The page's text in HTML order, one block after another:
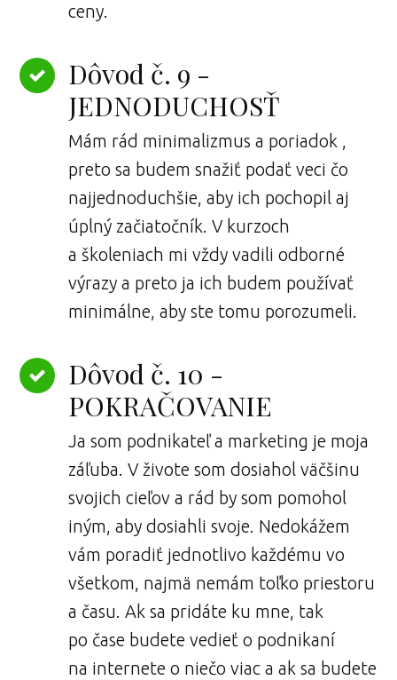
ceny.
Dôvod č. 9 -
JEDNODUCHOSŤ
Mám rád minimalizmus a poriadok ,
preto sa budem snažiť podať veci čo
najjednoduchšie, aby ich pochopil aj
úplný začiatočník. V kurzoch
a školeniach mi vždy vadili odborné
výrazy a preto ja ich budem používať
minimálne, aby ste tomu porozumeli.
Dôvod č. 10 -
POKRAČOVANIE
Ja som podnikateľ a marketing je moja
záľuba. V živote som dosiahol väčšinu
svojich cieľov a rád by som pomohol
iným, aby dosiahli svoje. Nedokážem
vám poradiť jednotlivo každému vo
všetkom, najmä nemám toľko priestoru
a času. Ak sa pridáte ku mne, tak
po čase budete vedieť o podnikaní
na internete o niečo viac a ak sa budete